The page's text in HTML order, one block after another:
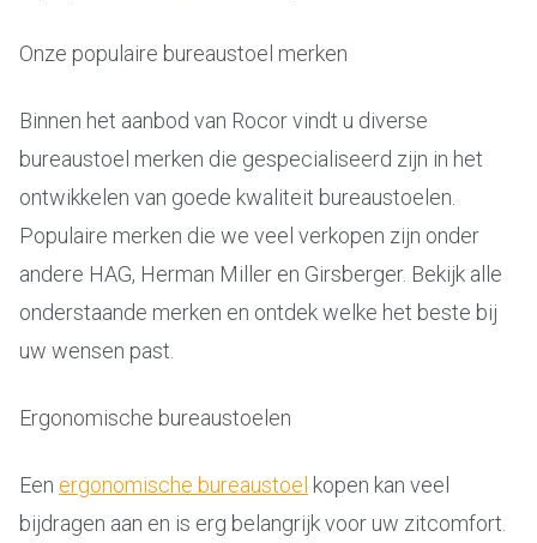
Onze populaire bureaustoel merken
Binnen het aanbod van Rocor vindt u diverse
bureaustoel merken die gespecialiseerd zijn in het
ontwikkelen van goede kwaliteit bureaustoelen.
Populaire merken die we veel verkopen zijn onder
andere HAG, Herman Miller en Girsberger. Bekijk alle
onderstaande merken en ontdek welke het beste bij
uw wensen past.
Ergonomische bureaustoelen
Een ergonomische bureaustoel kopen kan veel
bijdragen aan en is erg belangrijk voor uw zitcomfort.